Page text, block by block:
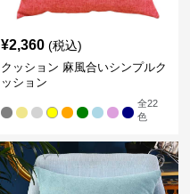
¥2,360 (税込)
クッション 麻風合いシンプルク
ッション
全22
色